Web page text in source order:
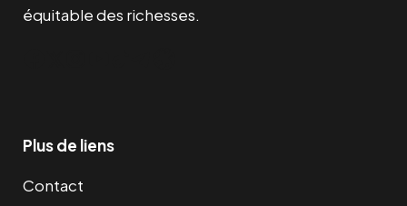
équitable des richesses.
Plus de liens
Contact